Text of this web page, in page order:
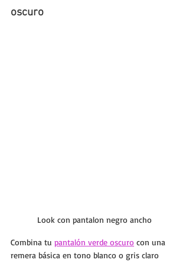
oscuro
Look con pantalon negro ancho
Combina tu pantalón verde oscuro con una
remera básica en tono blanco o gris claro